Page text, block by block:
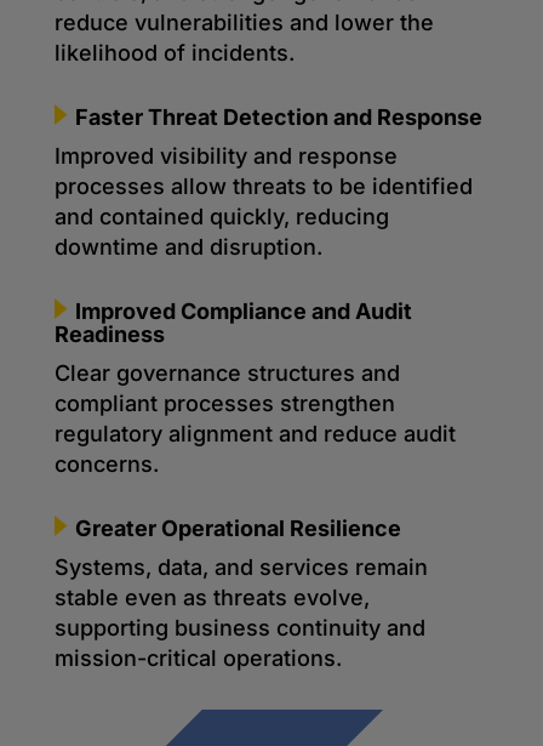
reduce vulnerabilities and lower the
likelihood of incidents.
Faster Threat Detection and Response
Improved visibility and response
processes allow threats to be identified
and contained quickly, reducing
downtime and disruption.
Improved Compliance and Audit
Readiness
Clear governance structures and
compliant processes strengthen
regulatory alignment and reduce audit
concerns.
Greater Operational Resilience
Systems, data, and services remain
stable even as threats evolve,
supporting business continuity and
mission-critical operations.